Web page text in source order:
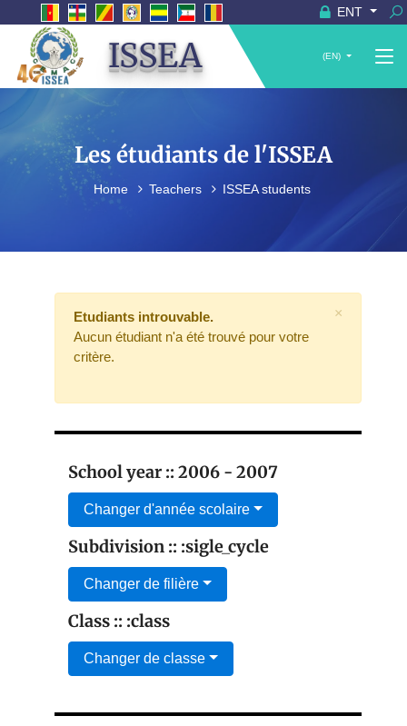
ENT
ISSEA (EN)
Les étudiants de l'ISSEA
Home Teachers ISSEA students
Etudiants introuvable.
Aucun étudiant n'a été trouvé pour votre
critère.
×
School year :: 2006 - 2007
Changer d'année scolaire
Subdivision :: :sigle_cycle
Changer de filière
Class :: :class
Changer de classe